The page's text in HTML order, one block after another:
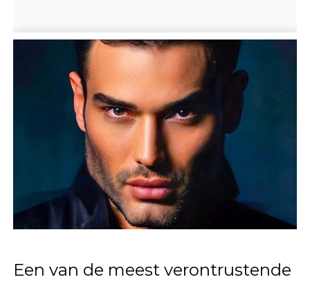
Een van de meest verontrustende